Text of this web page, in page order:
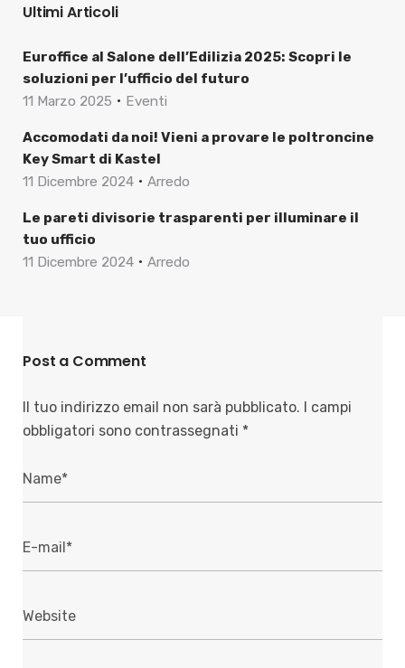
Ultimi Articoli
Euroffice al Salone dell’Edilizia 2025: Scopri le
soluzioni per l’ufficio del futuro
11 Marzo 2025
Eventi
Accomodati da noi! Vieni a provare le poltroncine
Key Smart di Kastel
11 Dicembre 2024
Arredo
Le pareti divisorie trasparenti per illuminare il
tuo ufficio
11 Dicembre 2024
Arredo
Post a Comment
Il tuo indirizzo email non sarà pubblicato. I campi
obbligatori sono contrassegnati *